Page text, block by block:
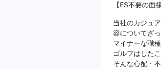
【ES不要の面
当社のカジュ
容についてざ
マイナーな職
ゴルフはした
そんな心配・